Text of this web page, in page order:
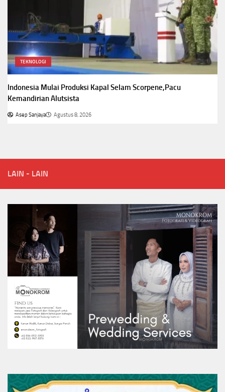
TEKNOLOGI
Indonesia Mulai Produksi Kapal Selam Scorpene,Pacu
Kemandirian Alutsista
Asep Sanjaya Agustus 8, 2026
LAIN - LAIN